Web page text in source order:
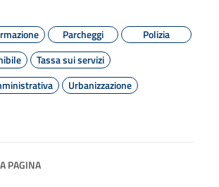
Parcheggi
Polizia
Tassa sui servizi
Urbanizzazione
PAGINA